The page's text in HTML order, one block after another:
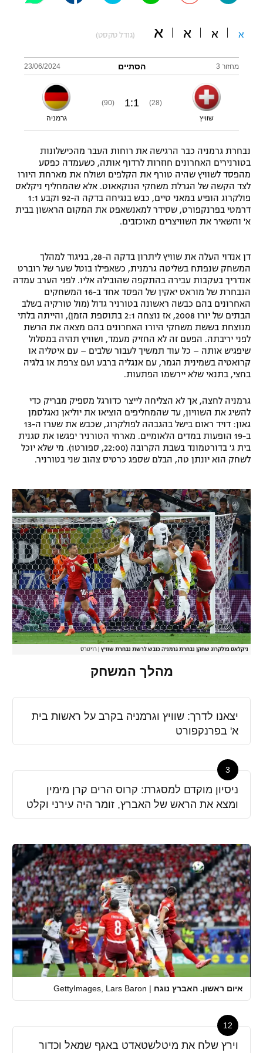
משתתפים וזוכים בפרסים
תקנון משתתפים וזוכים בפרסים
תקנון עבור פעילות אלקטרה
תקנון עבור פעילות ספורט 1 – "מרלן"
תנאי שימוש
מדיניות פרטיות
רשיון להקרנה פומבית לבית עסק
הצטרפות לחבילת הערוצים
לוח דרושים – ג'ובנט
תגיות
פוטבול אמריקאי NFL
ספורט אתגרי ואקסטרים
אומנויות לחימה
גיימינג E-Sports
א א א א (גודל טקסט)
מחזור 3 הסתיים 23/06/2024
שוויץ
(28)
1
:
1
(90)
גרמניה
נבחרת גרמניה כבר הרגישה את רוחות העבר מהכישלונות
בטורנירים האחרונים חוזרות לרדוף אותה, כשעמדה כפסע
מהפסד לשוויץ שהיה טורף את הקלפים ושולח את מארחת היורו
לצד הקשה של הגרלת משחקי הנוקאאוט. אלא שהמחליף ניקלאס
פולקרוג הופיע במאני טיים, כבש בנגיחה בדקה ה-92 וקבע 1:1
דרמטי בפרנקפורט, שסידר למאנשאפט את המקום הראשון בבית
א' והשאיר את השוויצרים מאוכזבים.
דן אנדוי העלה את שוויץ ליתרון בדקה ה-28, בניגוד למהלך
המשחק שנפתח בשליטה גרמנית, כשאפילו בוטל שער של רוברט
אנדריך בעקבות עבירה בהתקפה שהובילה אליו. לפני הערב עמדה
הנבחרת של מוראט יאקין של הפסד אחד ב-16 המשחקים
האחרונים בהם כבשה ראשונה בטורניר גדול (מול טורקיה בשלב
הבתים של יורו 2008, אז נוצחה 2:1 בתוספת הזמן), והייתה בלתי
מנוצחת בששת משחקי היורו האחרונים בהם מצאה את הרשת
לפני יריבתה. הפעם זה לא החזיק מעמד, ושוויץ תהיה במסלול
שיפגיש אותה – כל עוד תמשיך לעבור שלבים – עם איטליה או
קרואטיה בשמינית הגמר, עם אנגליה ברבע ועם צרפת או בלגיה
בחצי, בתנאי שלא יירשמו הפתעות.
גרמניה לחצה, אך לא הצליחה לייצר כדורגל מספיק מבריק כדי
להשיג את השוויון, עד שהמחליפים הוציאו את יוליאן נאגלסמן
גאון: דויד ראום בישל בהגבהה לפולקרוג, שכבש את שערו ה-13
ב-19 הופעות במדים הלאומיים. מארחי הטורניר יפגשו את סגנית
בית ג' בדורטמונד בשבת הקרובה (22:00, ספורט1). מי שלא יוכל
לשחק הוא יונתן טה, הבלם שספג כרטיס צהוב שני בטורניר.
ניקלאס פולקרוג שחקן נבחרת גרמניה כובש לרשת נבחרת שוויץ רויטרס
מהלך המשחק
יצאנו לדרך: שוויץ וגרמניה בקרב על ראשות בית
א' בפרנקפורט
3
ניסיון מוקדם למסגרת: קרוס הרים קרן מימין
ומצא את הראש של האברץ, זומר היה עירני וקלט
איום ראשון. האברץ נוגח |
GettyImages, Lars Baron
12
וירץ שלח את מיטלשטאדט באגף שמאל וכדור